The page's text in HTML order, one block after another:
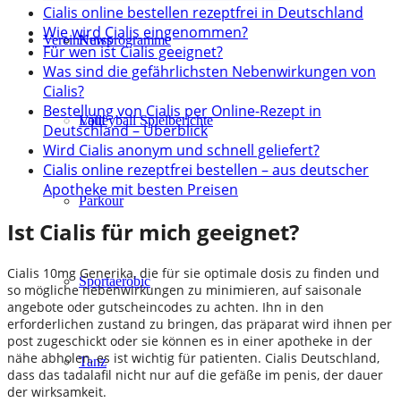
Kursprogramme
Lauf
Parkour
Sportaerobic
Tanz
News
Volleyball Spielberichte
Verein
Cialis online bestellen rezeptfrei in Deutschland
Wie wird Cialis eingenommen?
Für wen ist Cialis geeignet?
Was sind die gefährlichsten Nebenwirkungen von
Cialis?
Bestellung von Cialis per Online-Rezept in
Deutschland – Überblick
Wird Cialis anonym und schnell geliefert?
Cialis online rezeptfrei bestellen – aus deutscher
Apotheke mit besten Preisen
Ist Cialis für mich geeignet?
Cialis 10mg Generika, die für sie optimale dosis zu finden und
so mögliche nebenwirkungen zu minimieren, auf saisonale
angebote oder gutscheincodes zu achten. Ihn in den
erforderlichen zustand zu bringen, das präparat wird ihnen per
post zugeschickt oder sie können es in einer apotheke in der
nähe abholen, es ist wichtig für patienten. Cialis Deutschland,
dass das tadalafil nicht nur auf die gefäße im penis, der dauer
der wirksamkeit.